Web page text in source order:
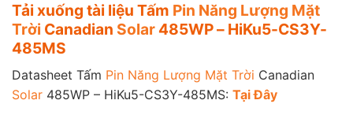
Tải xuống tài liệu Tấm Pin Năng Lượng Mặt
Trời Canadian Solar 485WP – HiKu5-CS3Y-
485MS
Datasheet Tấm Pin Năng Lượng Mặt Trời Canadian
Solar 485WP – HiKu5-CS3Y-485MS: Tại Đây